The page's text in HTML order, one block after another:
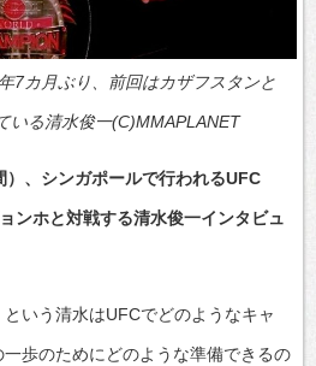
7カ月ぶり、前回はカザフスタンと
いる清水俊一(C)MMAPLANET
、シンガポールで行われるUFC
ンホと対戦する清水俊一インタビュ
という清水はUFCでどのようなキャ
歩のためにどのような準備できるの